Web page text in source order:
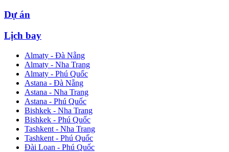
Dự án
Lịch bay
Almaty - Đà Nẵng
Almaty - Nha Trang
Almaty - Phú Quốc
Astana - Đà Nẵng
Astana - Nha Trang
Astana - Phú Quốc
Bishkek - Nha Trang
Bishkek - Phú Quốc
Tashkent - Nha Trang
Tashkent - Phú Quốc
Đài Loan - Phú Quốc